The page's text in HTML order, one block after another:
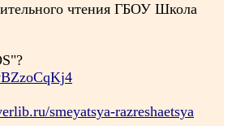
чтения ГБОУ Школа
smeyatsya-razreshaetsya